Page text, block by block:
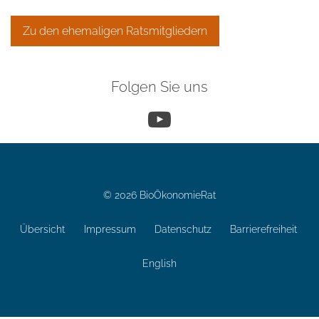
Zu den ehemaligen Ratsmitgliedern
Folgen Sie uns
YouTube
© 2026 BioÖkonomieRat
Übersicht Impressum Datenschutz Barrierefreiheit
English